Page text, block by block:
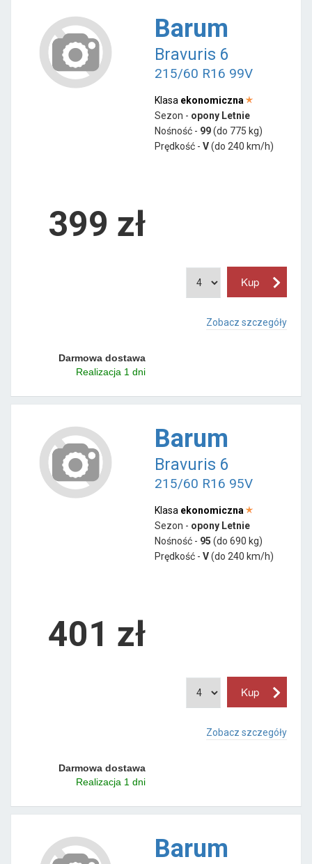
Barum
Bravuris 6
215/60 R16 99V
Klasa ekonomiczna
Sezon - opony Letnie
Nośność - 99(do 775 kg)
Prędkość - V(do 240 km/h)
399 zł
Zobacz szczegóły
Darmowa dostawa
Realizacja 1 dni
Barum
Bravuris 6
215/60 R16 95V
Klasa ekonomiczna
Sezon - opony Letnie
Nośność - 95 (do 690 kg)
Prędkość - V(do 240 km/h)
401 zł
Zobacz szczegóły
Darmowa dostawa
Realizacja 1 dni
Barum